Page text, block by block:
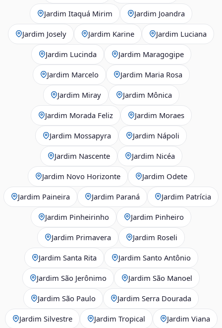
Jardim Itaquá Mirim Jardim Joandra
Jardim Josely Jardim Karine Jardim Luciana
Jardim Lucinda Jardim Maragogipe
Jardim Marcelo Jardim Maria Rosa
Jardim Miray Jardim Mônica
Jardim Morada Feliz Jardim Moraes
Jardim Mossapyra Jardim Nápoli
Jardim Nascente Jardim Nicéa
Jardim Novo Horizonte Jardim Odete
Jardim Paineira Jardim Paraná Jardim Patrícia
Jardim Pinheirinho Jardim Pinheiro
Jardim Primavera Jardim Roseli
Jardim Santa Rita Jardim Santo Antônio
Jardim São Jerônimo Jardim São Manoel
Jardim São Paulo Jardim Serra Dourada
Jardim Silvestre Jardim Tropical Jardim Viana